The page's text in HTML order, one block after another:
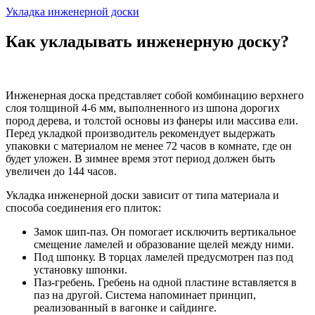
Укладка инженерной доски
Как укладывать инженерную доску?
Инженерная доска представляет собой комбинацию верхнего
слоя толщиной 4-6 мм, выполненного из шпона дорогих
пород дерева, и толстой основы из фанеры или массива ели.
Перед укладкой производитель рекомендует выдержать
упаковки с материалом не менее 72 часов в комнате, где он
будет уложен. В зимнее время этот период должен быть
увеличен до 144 часов.
Укладка инженерной доски зависит от типа материала и
способа соединения его плиток:
Замок шип-паз. Он помогает исключить вертикальное
смещение ламелей и образование щелей между ними.
Под шпонку. В торцах ламелей предусмотрен паз под
установку шпонки.
Паз-гребень. Гребень на одной пластине вставляется в
паз на другой. Система напоминает принцип,
реализованный в вагонке и сайдинге.